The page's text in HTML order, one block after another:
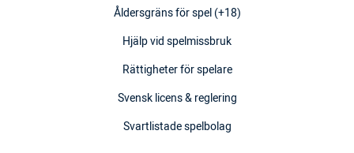
Åldersgräns för spel (+18)
Hjälp vid spelmissbruk
Rättigheter för spelare
Svensk licens & reglering
Svartlistade spelbolag